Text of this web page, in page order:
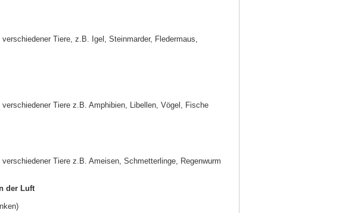
Tiere, z.B. Igel, Steinmarder, Fledermaus,
Tiere z.B. Amphibien, Libellen, Vögel, Fische
Tiere z.B. Ameisen, Schmetterlinge, Regenwurm
der Luft